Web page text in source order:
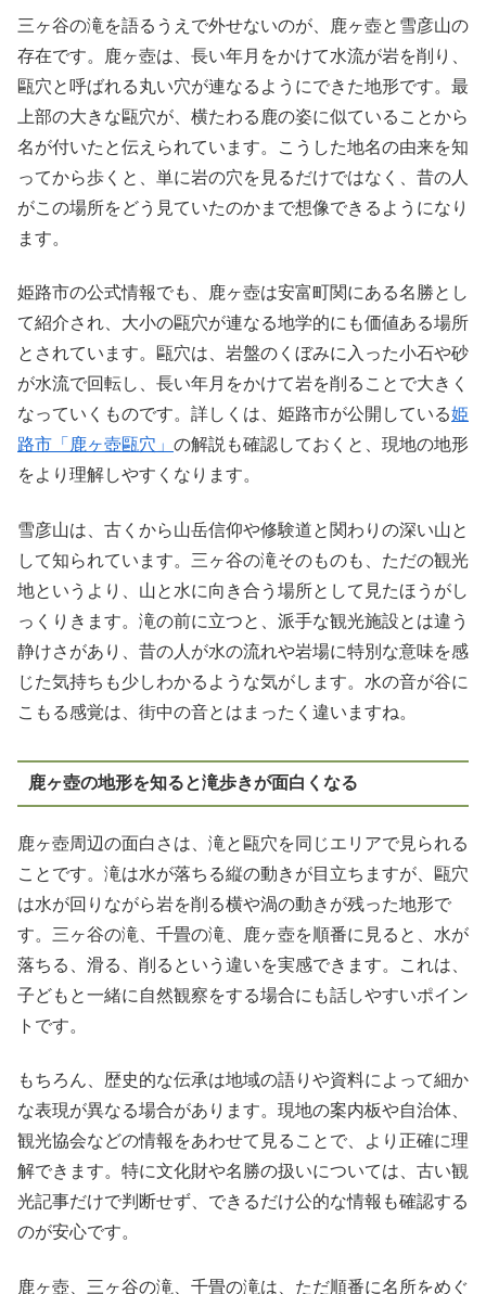
三ヶ谷の滝を語るうえで外せないのが、鹿ヶ壺と雪彦山の
存在です。鹿ヶ壺は、長い年月をかけて水流が岩を削り、
甌穴と呼ばれる丸い穴が連なるようにできた地形です。最
上部の大きな甌穴が、横たわる鹿の姿に似ていることから
名が付いたと伝えられています。こうした地名の由来を知
ってから歩くと、単に岩の穴を見るだけではなく、昔の人
がこの場所をどう見ていたのかまで想像できるようになり
ます。
姫路市の公式情報でも、鹿ヶ壺は安富町関にある名勝とし
て紹介され、大小の甌穴が連なる地学的にも価値ある場所
とされています。甌穴は、岩盤のくぼみに入った小石や砂
が水流で回転し、長い年月をかけて岩を削ることで大きく
なっていくものです。詳しくは、姫路市が公開している姫
路市「鹿ヶ壺甌穴」 の解説も確認しておくと、現地の地形
をより理解しやすくなります。
雪彦山は、古くから山岳信仰や修験道と関わりの深い山と
して知られています。三ヶ谷の滝そのものも、ただの観光
地というより、山と水に向き合う場所として見たほうがし
っくりきます。滝の前に立つと、派手な観光施設とは違う
静けさがあり、昔の人が水の流れや岩場に特別な意味を感
じた気持ちも少しわかるような気がします。水の音が谷に
こもる感覚は、街中の音とはまったく違いますね。
鹿ヶ壺の地形を知ると滝歩きが面白くなる
鹿ヶ壺周辺の面白さは、滝と甌穴を同じエリアで見られる
ことです。滝は水が落ちる縦の動きが目立ちますが、甌穴
は水が回りながら岩を削る横や渦の動きが残った地形で
す。三ヶ谷の滝、千畳の滝、鹿ヶ壺を順番に見ると、水が
落ちる、滑る、削るという違いを実感できます。これは、
子どもと一緒に自然観察をする場合にも話しやすいポイン
トです。
もちろん、歴史的な伝承は地域の語りや資料によって細か
な表現が異なる場合があります。現地の案内板や自治体、
観光協会などの情報をあわせて見ることで、より正確に理
解できます。特に文化財や名勝の扱いについては、古い観
光記事だけで判断せず、できるだけ公的な情報も確認する
のが安心です。
鹿ヶ壺、三ヶ谷の滝、千畳の滝は、ただ順番に名所をめぐ